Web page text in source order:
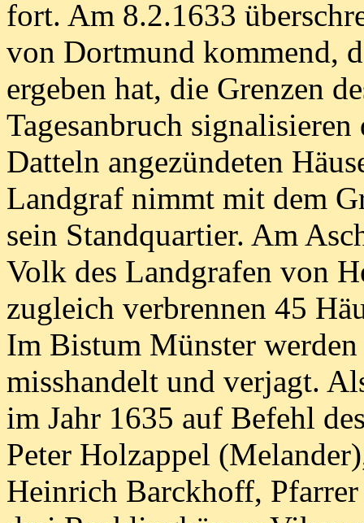
fort. Am 8.2.1633
von Dortmund kommend,
ergeben hat, die Grenzen
Tagesanbruch
Datteln angezündeten
Landgraf nimmt mit dem
sein Standquartier. Am
Volk des Landgrafen von
zugleich verbrennen 45
Im Bistum Münster
misshandelt und verjagt.
im Jahr 1635 auf Befehl
Peter Holzappel
Heinrich Barckhoff, Pfarrer